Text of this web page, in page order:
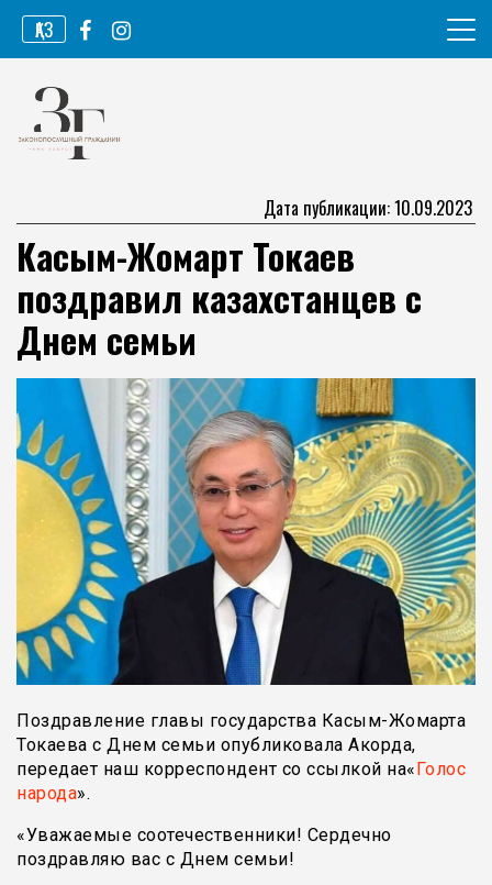
Перейти
содержимому
ҚАЗ
Законопослушный гражданин
Дата публикации: 10.09.2023
Касым-Жомарт Токаев
поздравил казахстанцев с
Днем семьи
Поздравление главы государства Касым-Жомарта
Токаева с Днем семьи опубликовала Акорда,
передает наш корреспондент со ссылкой на«Голос
народа».
«Уважаемые соотечественники! Сердечно
поздравляю вас с Днем семьи!